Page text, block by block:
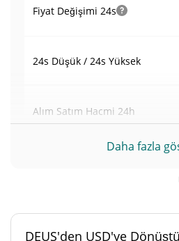
Fiyat Değişimi 24s
24s Düşük / 24s Yüksek
Alım Satım Hacmi 24h
Hacim / Piyasa Değeri
Daha fazla
DEUS'den USD'ye